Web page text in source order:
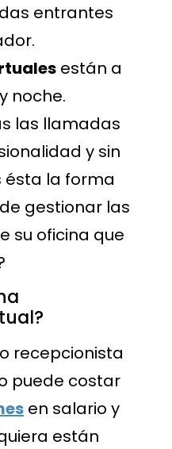
entrantes
están a
noche.
las llamadas
y sin
ésta la forma
gestionar las
su oficina que
recepcionista
puede costar
en salario y
están